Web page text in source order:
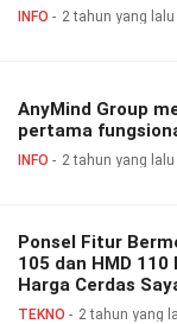
INFO 2 tahun yang lalu
AnyMind Group
pertama
INFO 2 tahun yang lalu
Ponsel Fitur
105 dan HMD
Harga Cerdas
TEKNO 2 tahun yang